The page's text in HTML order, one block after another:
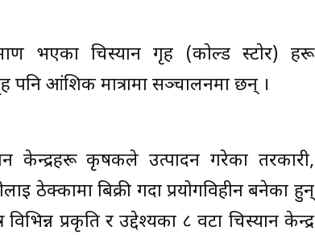
भएका चिस्यान गृह (काेल्ड स्टाेर) हरू
पनि आंशिक मात्रामा सञ्चालनमा छन् ।
केन्द्रहरू कृषकले उत्पादन गरेका तरकारी,
ठेक्कामा बिक्री गर्दा प्रयोगविहीन बनेका हुन्
प्रकृति र उद्देश्यका ८ वटा चिस्यान केन्द्र